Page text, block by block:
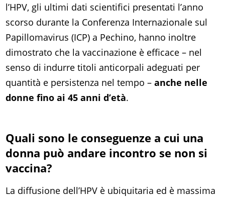
l’HPV, gli ultimi dati scientifici presentati l’anno
scorso durante la Conferenza Internazionale sul
Papillomavirus (ICP) a Pechino, hanno inoltre
dimostrato che la vaccinazione è efficace – nel
senso di indurre titoli anticorpali adeguati per
quantità e persistenza nel tempo –anche nelle
donne fino ai 45 anni d’età.
Quali sono le conseguenze a cui una
donna può andare incontro se non si
vaccina?
La diffusione dell’HPV è ubiquitaria ed è massima